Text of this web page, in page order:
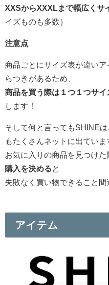
XXSからXXXLまで幅広くサ
イズものも多数）
注意点
商品ごとにサイズ表が違い
らつきがあるため、
商品を買う際は１つ１つサイ
します！
そして何と言ってもSHINE
もたくさんネットに出ていま
お気に入りの商品を見つけた
購入を決めると
失敗なく買い物できること
アイテム